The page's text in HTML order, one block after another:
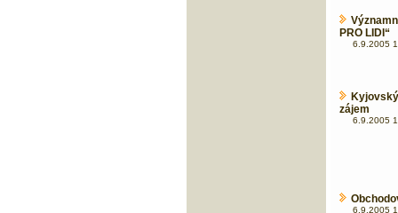
PRO LIDI“
6.9.2005
zájem
6.9.2005
6.9.2005